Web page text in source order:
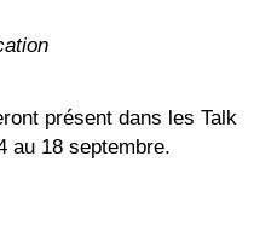
présent dans les Talk
au 18 septembre.